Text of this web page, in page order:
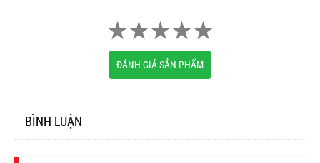
ĐÁNH GIÁ SẢN PHẨM
BÌNH LUẬN